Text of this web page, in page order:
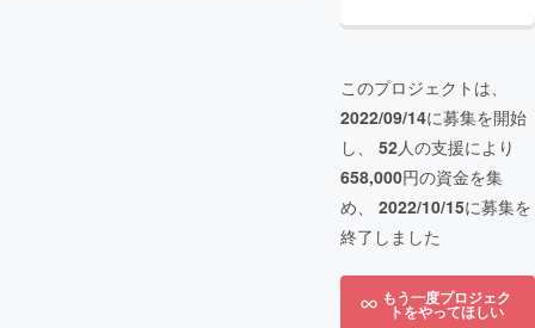
このプロジェクトは、
2022/09/14に募集を開始
し、 52人の支援により
658,000円の資金を集
め、 2022/10/15に募集を
終了しました
もう一度プロジェク
トをやってほしい